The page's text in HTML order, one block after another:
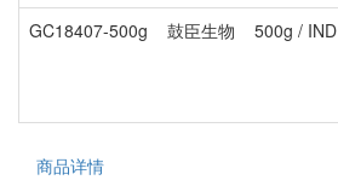
GC18407-500g 鼓臣生物 500g / IND
商品详情